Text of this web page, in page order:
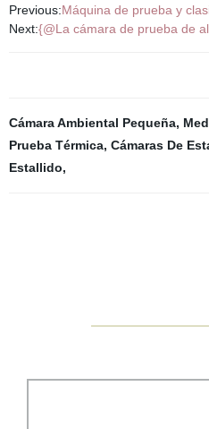
Previous:Máquina de prueba y
Next:{@La cámara de prueba de
Cámara Ambiental Pequeña,
Prueba Térmica, Cámaras De
Estallido,